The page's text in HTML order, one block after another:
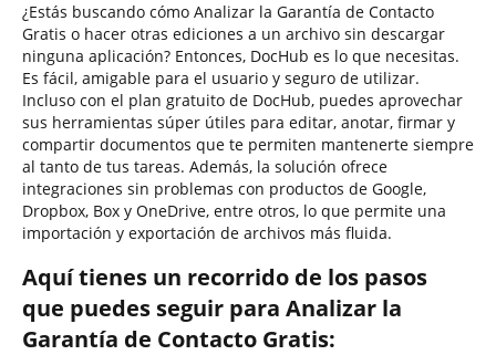
¿Estás buscando cómo Analizar la Garantía de Contacto
Gratis o hacer otras ediciones a un archivo sin descargar
ninguna aplicación? Entonces, DocHub es lo que necesitas.
Es fácil, amigable para el usuario y seguro de utilizar.
Incluso con el plan gratuito de DocHub, puedes aprovechar
sus herramientas súper útiles para editar, anotar, firmar y
compartir documentos que te permiten mantenerte siempre
al tanto de tus tareas. Además, la solución ofrece
integraciones sin problemas con productos de Google,
Dropbox, Box y OneDrive, entre otros, lo que permite una
importación y exportación de archivos más fluida.
Aquí tienes un recorrido de los pasos
que puedes seguir para Analizar la
Garantía de Contacto Gratis: